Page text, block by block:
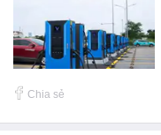
Chia sẻ